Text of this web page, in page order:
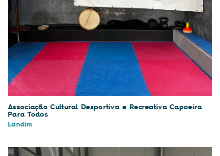
Associação Cultural Desportiva e Recreativa Capoeira
Para Todos
Landim